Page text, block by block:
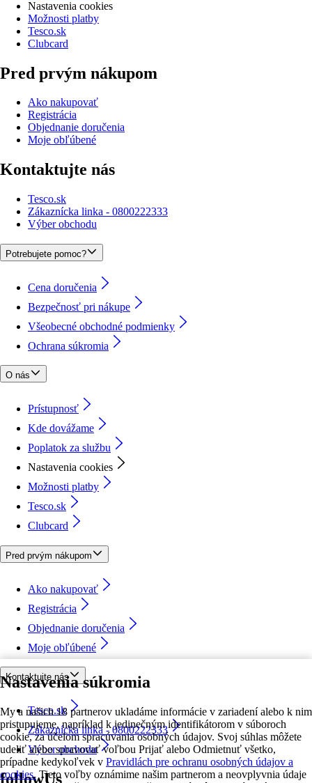
Nastavenia súkromia
My a našich 18 partnerov ukladáme informácie v zariadení alebo k nim
pristupujeme, napríklad k jedinečným identifikátorom v súboroch
cookie, za účelom spracúvania osobných údajov. Svoj súhlas môžete
udeliť alebo spravovať voľbou Prijať alebo Odmietnuť všetko,
prípadne kedykoľvek v Pravidlách pre ochranu osobných údajov a
cookies. Tieto voľby oznámime našim partnerom a neovplyvnia údaje
Nastavenia cookies
Možnosti platby
Tesco.sk
Clubcard
Pred prvým nákupom
Ako nakupovať
Registrácia
Objednanie doručenia
Moje obľúbené
Kontaktujte nás
Tesco.sk
Zákaznícka linka - 0800222333
Výber obchodu
Potrebujete pomoc?
Cena doručenia
Bezpečnosť pri nákupe
Všeobecné obchodné podmienky
Ochrana súkromia
O nás
Prístupnosť
Kde dovážame
Poplatok za službu
Nastavenia cookies
Možnosti platby
Tesco.sk
Clubcard
Pred prvým nákupom
Ako nakupovať
Registrácia
Objednanie doručenia
Moje obľúbené
Kontaktujte nás
Tesco.sk
Zákaznícka linka - 0800222333
Výber obchodu
followUs